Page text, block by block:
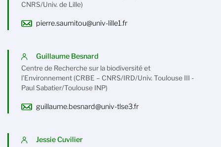
CNRS/Univ. de Lille)
pierre.saumitou@univ-lille1.fr
Guillaume Besnard
Centre de Recherche sur la biodiversité et
l’Environnement (CRBE – CNRS/IRD/Univ. Toulouse III -
Paul Sabatier/Toulouse INP)
guillaume.besnard@univ-tlse3.fr
Jessie Cuvilier